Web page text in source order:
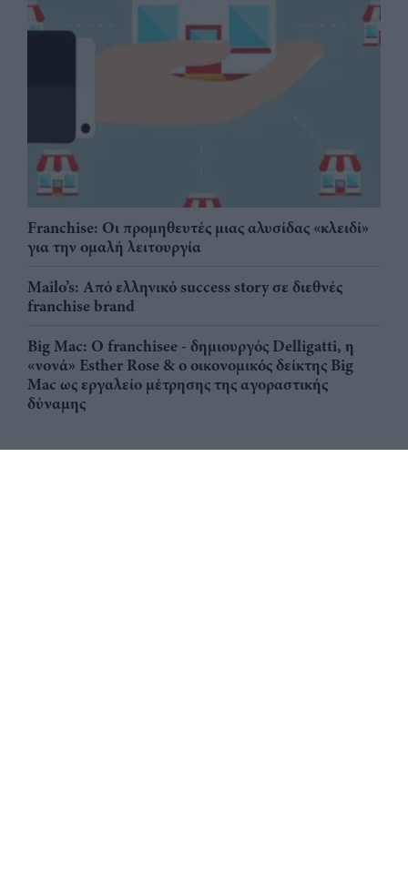
Franchise: Οι προμηθευτές μιας αλυσίδας «κλειδί»
για την ομαλή λειτουργία
Mailo’s: Από ελληνικό success story σε διεθνές
franchise brand
Big Mac: Ο franchisee - δημιουργός Delligatti, η
«νονά» Esther Rose & ο οικονομικός δείκτης Big
Mac ως εργαλείο μέτρησης της αγοραστικής
δύναμης